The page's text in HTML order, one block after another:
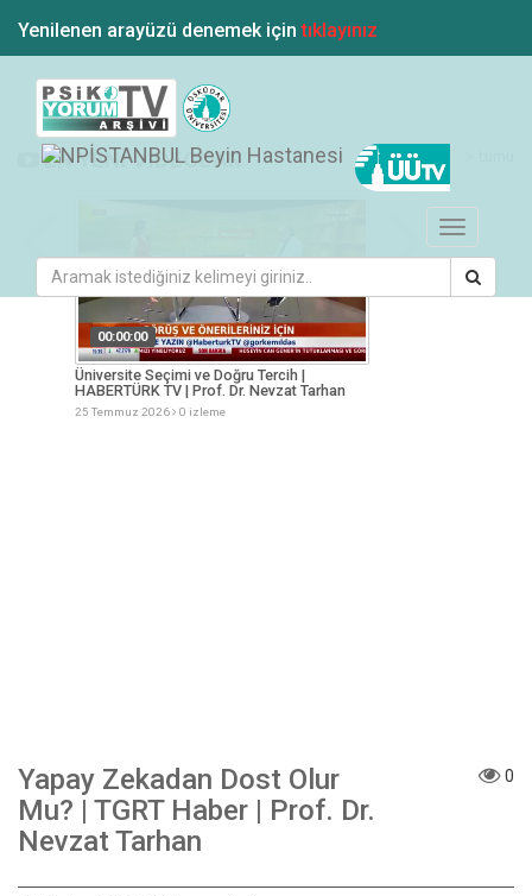
Yenilenen arayüzü denemek içintıklayınız
Toggle
navigation
EN YENİ VİDEOLAR
00:00:00
Üniversite Seçimi ve Doğru Tercih |
HABERTÜRK TV | Prof. Dr. Nevzat Tarhan
25 Temmuz 2026 0 izleme
Yapay Zekadan Dost Olur
Mu? | TGRT Haber | Prof. Dr.
Nevzat Tarhan
0